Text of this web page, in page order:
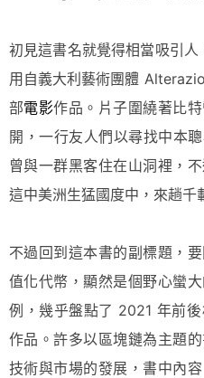
初見這書名就覺得相當吸引
用自義大利藝術團體
部電影作品。片子圍繞著比
開，一行友人們以尋找中本
曾與一群黑客住在山洞裡，
這中美洲生猛國度中，來趟千
不過回到這本書的副標題，
值化代幣，顯然是個野心蠻
例，幾乎盤點了 2021 年前
作品。許多以區塊鏈為主題
技術與市場的發展，書中內